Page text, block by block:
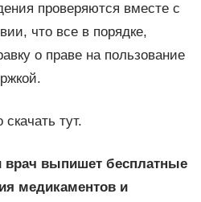
проверяются вместе с
что все в порядке,
о праве на пользование
тут.
врач выпишет бесплатные
медикаментов и